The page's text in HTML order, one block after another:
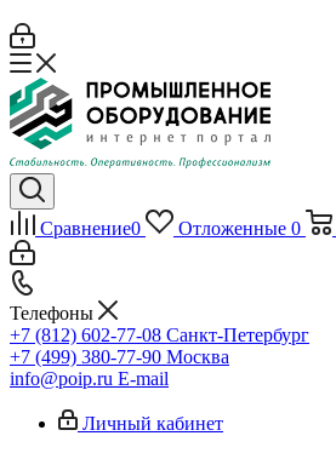
Сравнение0 Отложенные 0
Телефоны
+7 (812) 602-77-08 Санкт-Петербург
+7 (499) 380-77-90 Москва
info@poip.ru E-mail
Личный кабинет